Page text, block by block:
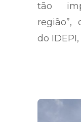
tão
região”,
do